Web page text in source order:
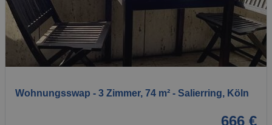
1 / 7
Wohnungsswap - 3 Zimmer, 74 m² - Salierring, Köln
666 €